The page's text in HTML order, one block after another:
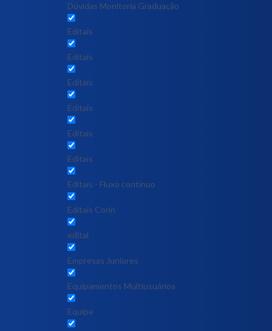
Dúvidas Monitoria Graduação
Editais
Editais
Editais
Editais
Editais
Editais
Editais - Fluxo contínuo
Editais Corin
edital
Empresas Juniores
Equipamentos Multiusuários
Equipe